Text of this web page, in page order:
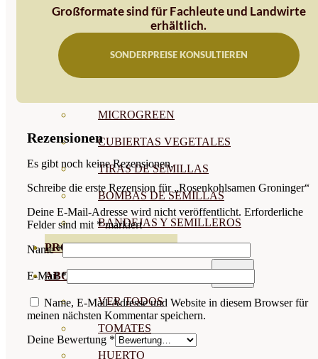
SEMILLAS TRADICIONALES
SEMILLAS BRASICAS
SEMILLAS RAÍZ
MICROGREEN
CUBIERTAS VEGETALES
TIRAS DE SEMILLAS
BOMBAS DE SEMILLAS
BANDEJAS Y SEMILLEROS
PROFESIONALES
ABONOS POR CULTIVO
VER TODOS
TOMATES
HUERTO
Großformate sind für Fachleute und Landwirte
erhältlich.
SONDERPREISE KONSULTIEREN
Rezensionen
Es gibt noch keine Rezensionen.
Schreibe die erste Rezension für „Rosenkohlsamen Groninger“
Deine E-Mail-Adresse wird nicht veröffentlicht. Erforderliche
Felder sind mit *markiert
Name*
E-Mail*
Name, E-Mail-Adresse und Website in diesem Browser für
meinen nächsten Kommentar speichern.
Deine Bewertung *